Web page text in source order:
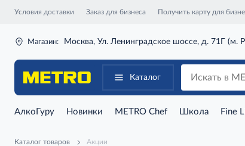
Условия доставки Заказ для бизнеса Получить карту для
Магазин: Москва, Ул. Ленинградское шоссе, д. 71Г (м.
Каталог
АлкоГуру Новинки METRO Chef Школа Fine
Каталог товаров Акции